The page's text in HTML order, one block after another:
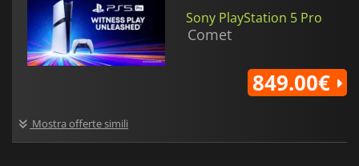
Sony PlayStation 5 Pro
Comet
Mostra offerte simili
849.00€